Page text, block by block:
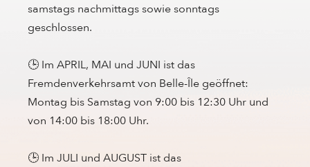
samstags nachmittags sowie sonntags
geschlossen.
🕒 Im APRIL, MAI und JUNI ist das
Fremdenverkehrsamt von Belle-Île geöffnet:
Montag bis Samstag von 9:00 bis 12:30 Uhr und
von 14:00 bis 18:00 Uhr.
🕒 Im JULI und AUGUST ist das